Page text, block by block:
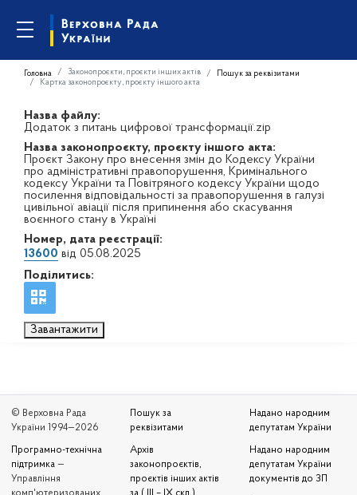
Головна Законопроєкти, проєкти інших актів
Пошук за реквізитами
Картка законопроєкту, проєкту іншого акта
Назва файлу:
Додаток з питань цифрової трансформації.zip
Назва законопроєкту, проєкту іншого акта:
Проєкт Закону про внесення змін до Кодексу України
про адміністративні правопорушення, Кримінального
кодексу України та Повітряного кодексу України щодо
посилення відповідальності за правопорушення в галузі
цивільної авіації після припинення або скасування
воєнного стану в Україні
Номер, дата реєстрації:
13600 від 05.08.2025
Поділитись:
Завантажити
© Верховна Рада
України 1994—2026
Програмно-технічна
підтримка —
Управління
Пошук за
реквізитами
Архів
законопроєктів,
проєктів інших актів
Надано народним
депутатам України
Надано народним
депутатам України
документів до ЗП